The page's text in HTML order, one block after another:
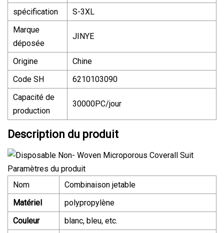
spécification
S-3XL
Marque
déposée
JINYE
Origine
Chine
Code SH
6210103090
Capacité de
production
30000PC/jour
Description du produit
Paramètres du produit
Nom
Combinaison jetable
Matériel
polypropylène
Couleur
blanc, bleu, etc.